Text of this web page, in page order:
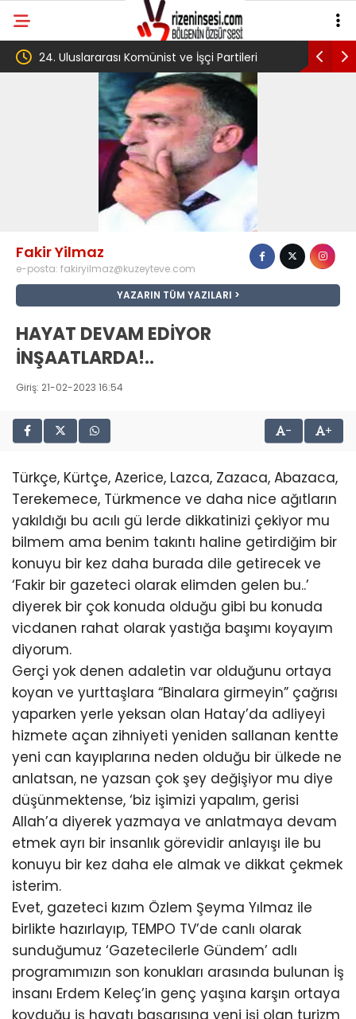
24. Uluslararası Komünist ve İşçi Partileri
toplantısı Havana’da başladı
‘Çerçeve
Fakir Yilmaz
e-posta: fakiryilmaz@kuzeyteve.com
YAZARIN TÜM YAZILARI
HAYAT DEVAM EDİYOR
İNŞAATLARDA!..
Giriş: 21-02-2023 16:54
- +
Türkçe, Kürtçe, Azerice, Lazca, Zazaca, Abazaca,
Terekemece, Türkmence ve daha nice ağıtların
yakıldığı bu acılı gü lerde dikkatinizi çekiyor mu
bilmem ama benim takıntı haline getirdiğim bir
konuyu bir kez daha burada dile getirecek ve
‘Fakir bir gazeteci olarak elimden gelen bu..’
diyerek bir çok konuda olduğu gibi bu konuda
vicdanen rahat olarak yastığa başımı koyayım
diyorum.
Gerçi yok denen adaletin var olduğunu ortaya
koyan ve yurttaşlara “Binalara girmeyin” çağrısı
yaparken yerle yeksan olan Hatay’da adliyeyi
hizmete açan zihniyeti yeniden sallanan kentte
yeni can kayıplarına neden olduğu bir ülkede ne
anlatsan, ne yazsan çok şey değişiyor mu diye
düşünmektense, ‘biz işimizi yapalım, gerisi
Allah’a diyerek yazmaya ve anlatmaya devam
etmek ayrı bir insanlık görevidir anlayışı ile bu
konuyu bir kez daha ele almak ve dikkat çekmek
isterim.
Evet, gazeteci kızım Özlem Şeyma Yılmaz ile
birlikte hazırlayıp, TEMPO TV’de canlı olarak
sunduğumuz ‘Gazetecilerle Gündem’ adlı
programımızın son konukları arasında bulunan İş
insanı Erdem Keleç’in genç yaşına karşın ortaya
koyduğu iş hayatı başarısına yeni işi olan turizm